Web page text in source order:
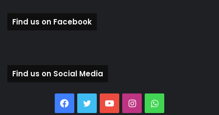
Find us on Facebook
Find us on Social Media
Facebook
TwitterYouTubeInstagramWhatsApp